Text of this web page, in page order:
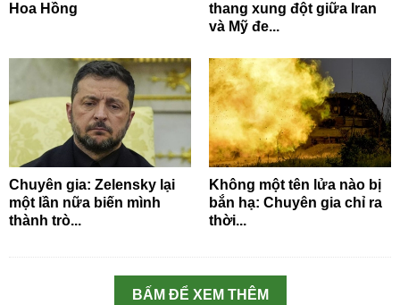
Hoa Hồng
thang xung đột giữa Iran
và Mỹ đe...
Chuyên gia: Zelensky lại
một lần nữa biến mình
thành trò...
Không một tên lửa nào bị
bắn hạ: Chuyên gia chỉ ra
thời...
BẤM ĐỂ XEM THÊM